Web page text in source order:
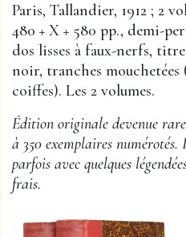
Paris, Tallandier, 1912 ; 2
480 + X + 580 pp., demi-
dos lisses à faux-nerfs,
noir, tranches
coiffes). Les 2 volumes.
Édition originale devenue
à 350 exemplaires
parfois avec quelques
frais.